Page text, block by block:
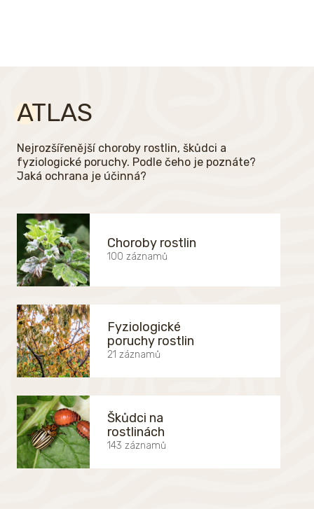
ATLAS
Nejrozšířenější choroby rostlin, škůdci a
fyziologické poruchy. Podle čeho je poznáte?
Jaká ochrana je účinná?
Choroby rostlin
100 záznamů
Fyziologické
poruchy rostlin
21 záznamů
Škůdci na
rostlinách
143 záznamů